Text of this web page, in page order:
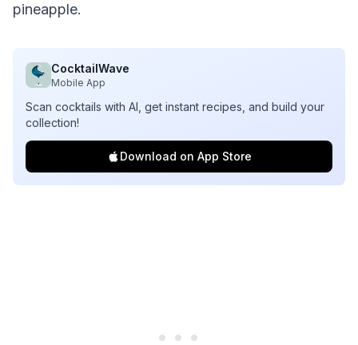
pineapple.
CocktailWave
Mobile App
Scan cocktails with AI, get instant recipes, and build your
collection!
Download on App Store